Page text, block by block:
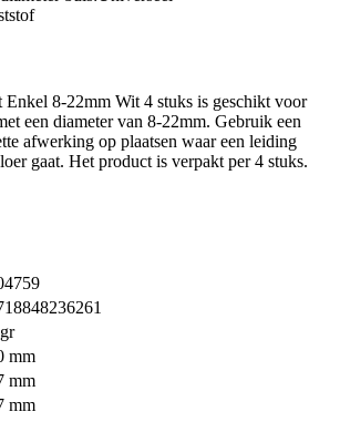
Enkel 8-22mm Wit 4 stuks is geschikt voor
een diameter van 8-22mm. Gebruik een
afwerking op plaatsen waar een leiding
gaat. Het product is verpakt per 4 stuks.
mm
mm
mm